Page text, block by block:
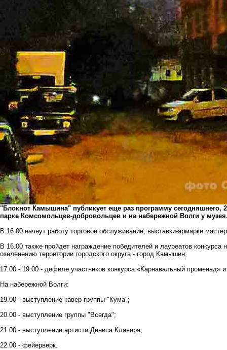
"Блокнот Камышина" публикует еще раз программу сегодняшнего,
парке Комсомольцев-добровольцев и на набережной Волги у
В 16.00 начнут работу торговое обслуживание, выставки-ярмарки
В 16.00 также пройдет награждение победителей и лауреатов
озеленению территории городского округа - город Камышин;
17.00 - 19.00 - дефиле участников конкурса «Карнавальный променад»
На набережной Волги:
19.00 - выступление кавер-группы "Кума";
20.00 - выступление группы "Всегда";
21.00 - выступление артиста Дениса Клявера;
22.00 - фейерверк.